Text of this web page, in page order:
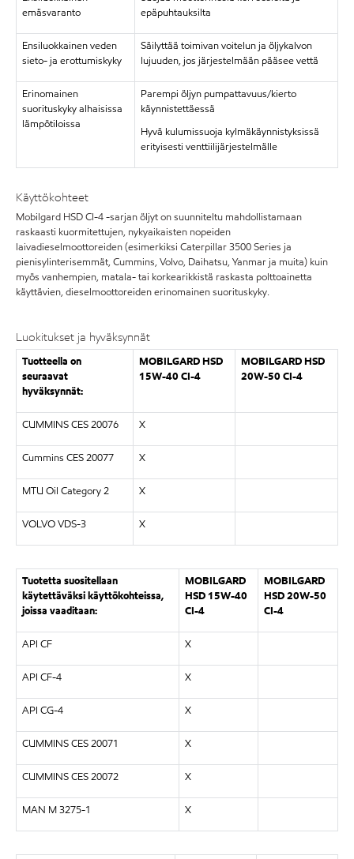
emäsvaranto
epäpuhtauksilta
Ensiluokkainen veden
sieto- ja erottumiskyky
Säilyttää toimivan voitelun ja öljykalvon
lujuuden, jos järjestelmään pääsee vettä
Erinomainen
suorituskyky alhaisissa
lämpötiloissa
Parempi öljyn pumpattavuus/kierto
käynnistettäessä
Hyvä kulumissuoja kylmäkäynnistyksissä
erityisesti venttiilijärjestelmälle
Käyttökohteet
Mobilgard HSD CI-4 -sarjan öljyt on suunniteltu mahdollistamaan
raskaasti kuormitettujen, nykyaikaisten nopeiden
laivadieselmoottoreiden (esimerkiksi Caterpillar 3500 Series ja
pienisylinterisemmät, Cummins, Volvo, Daihatsu, Yanmar ja muita) kuin
myös vanhempien, matala- tai korkearikkistä raskasta polttoainetta
käyttävien, dieselmoottoreiden erinomainen suorituskyky.
Luokitukset ja hyväksynnät
Tuotteella on
seuraavat
hyväksynnät:
MOBILGARD HSD
15W-40 CI-4
MOBILGARD HSD
20W-50 CI-4
CUMMINS CES 20076 X
Cummins CES 20077 X
MTU Oil Category 2 X
VOLVO VDS-3 X
Tuotetta suositellaan
käytettäväksi käyttökohteissa,
joissa vaaditaan:
MOBILGARD
HSD 15W-40
CI-4
MOBILGARD
HSD 20W-50
CI-4
API CF X
API CF-4 X
API CG-4 X
CUMMINS CES 20071 X
CUMMINS CES 20072 X
MAN M 3275-1 X